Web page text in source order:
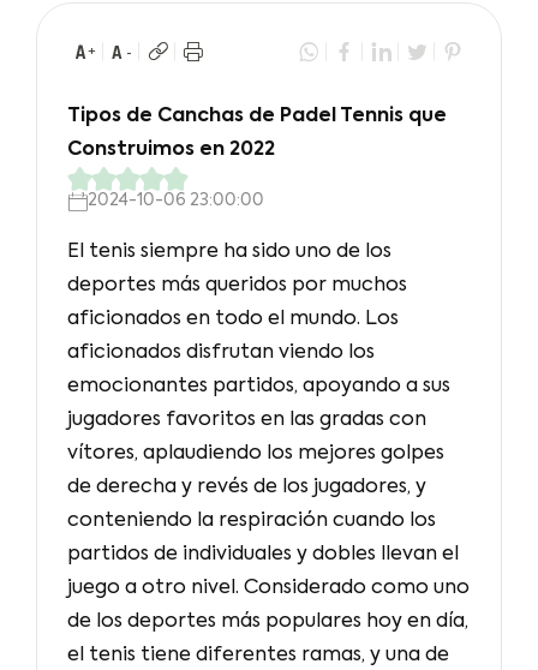
Tipos de Canchas de Padel Tennis que
Construimos en 2022
2024-10-06 23:00:00
El tenis siempre ha sido uno de los
deportes más queridos por muchos
aficionados en todo el mundo. Los
aficionados disfrutan viendo los
emocionantes partidos, apoyando a sus
jugadores favoritos en las gradas con
vítores, aplaudiendo los mejores golpes
de derecha y revés de los jugadores, y
conteniendo la respiración cuando los
partidos de individuales y dobles llevan el
juego a otro nivel. Considerado como uno
de los deportes más populares hoy en día,
el tenis tiene diferentes ramas, y una de